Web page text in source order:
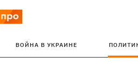
ВОЙНА В УКРАИНЕ